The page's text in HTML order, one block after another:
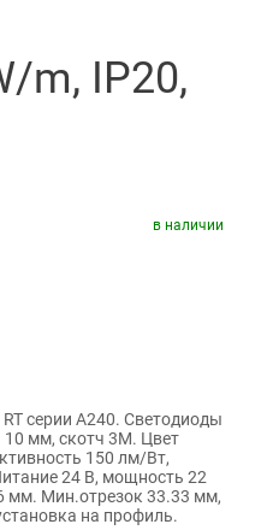
m, IP20,
в наличии
серии A240. Светодиоды
мм, скотч 3M. Цвет
150 лм/Вт,
24 В, мощность 22
мм. Мин.отрезок 33.33 мм,
на профиль.